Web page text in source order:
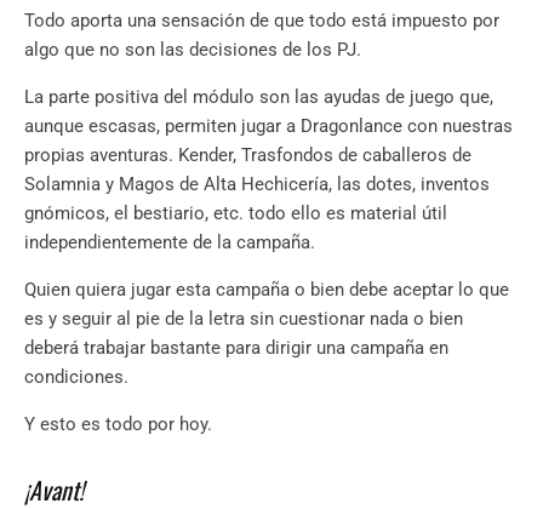
Todo aporta una sensación de que todo está impuesto por
algo que no son las decisiones de los PJ.
La parte positiva del módulo son las ayudas de juego que,
aunque escasas, permiten jugar a Dragonlance con nuestras
propias aventuras. Kender, Trasfondos de caballeros de
Solamnia y Magos de Alta Hechicería, las dotes, inventos
gnómicos, el bestiario, etc. todo ello es material útil
independientemente de la campaña.
Quien quiera jugar esta campaña o bien debe aceptar lo que
es y seguir al pie de la letra sin cuestionar nada o bien
deberá trabajar bastante para dirigir una campaña en
condiciones.
Y esto es todo por hoy.
¡Avant!